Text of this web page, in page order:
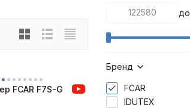
FCAR F7S-G
до
Бренд
FCAR
IDUTEX